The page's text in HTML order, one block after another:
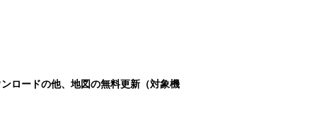
ロードの他、地図の無料更新（対象機